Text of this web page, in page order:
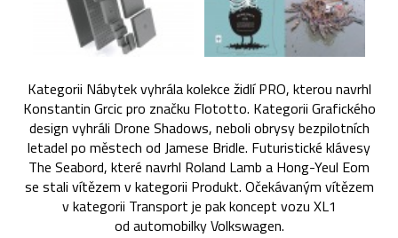
Kategorii Nábytek vyhrála kolekce židlí PRO, kterou navrhl
Konstantin Grcic pro značku Flototto. Kategorii Grafického
design vyhráli Drone Shadows, neboli obrysy bezpilotních
letadel po městech od Jamese Bridle. Futuristické klávesy
The Seabord, které navrhl Roland Lamb a Hong-Yeul Eom
se stali vítězem v kategorii Produkt. Očekávaným vítězem
v kategorii Transport je pak koncept vozu XL1
od automobilky Volkswagen.